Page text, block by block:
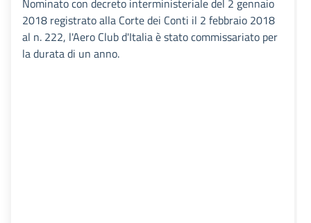
Nominato con decreto interministeriale del 2 gennaio
2018 registrato alla Corte dei Conti il 2 febbraio 2018
al n. 222, l'Aero Club d'Italia è stato commissariato per
la durata di un anno.